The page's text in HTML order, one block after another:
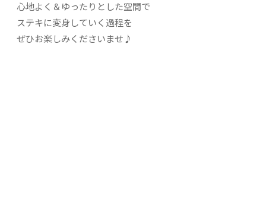
心地よく＆ゆったりとした空間で
ステキに変身していく過程を
ぜひお楽しみくださいませ♪